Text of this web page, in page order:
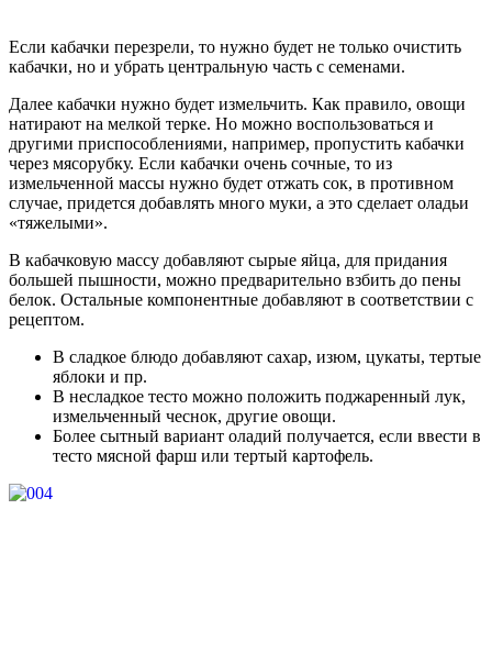
Если кабачки перезрели, то нужно будет не только очистить
кабачки, но и убрать центральную часть с семенами.
Далее кабачки нужно будет измельчить. Как правило, овощи
натирают на мелкой терке. Но можно воспользоваться и
другими приспособлениями, например, пропустить кабачки
через мясорубку. Если кабачки очень сочные, то из
измельченной массы нужно будет отжать сок, в противном
случае, придется добавлять много муки, а это сделает оладьи
«тяжелыми».
В кабачковую массу добавляют сырые яйца, для придания
большей пышности, можно предварительно взбить до пены
белок. Остальные компонентные добавляют в соответствии с
рецептом.
В сладкое блюдо добавляют сахар, изюм, цукаты, тертые
яблоки и пр.
В несладкое тесто можно положить поджаренный лук,
измельченный чеснок, другие овощи.
Более сытный вариант оладий получается, если ввести в
тесто мясной фарш или тертый картофель.